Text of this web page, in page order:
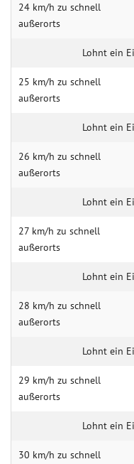
24 km/h zu schnell
außerorts
25 km/h zu schnell
außerorts
26 km/h zu schnell
außerorts
27 km/h zu schnell
außerorts
28 km/h zu schnell
außerorts
29 km/h zu schnell
außerorts
30 km/h zu schnell